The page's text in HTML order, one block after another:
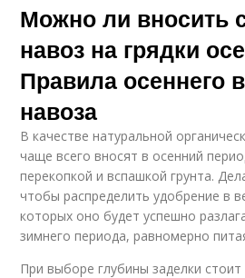
Можно ли вносить
навоз на грядки
Правила осеннего
навоза
В качестве натуральной
чаще всего вносят в осенний
перекопкой и вспашкой грунта.
чтобы распределить удобрение в
которых оно будет успешно
зимнего периода, равномерно
При выборе глубины заделки